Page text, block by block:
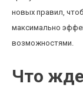
новых правил,
максимально
возможностями.
Что